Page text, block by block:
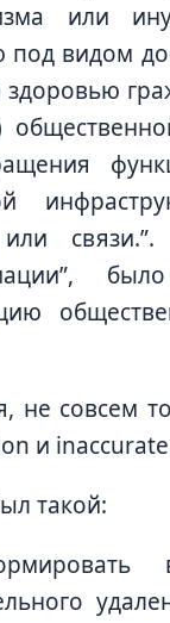
или
видом
не совсем
и
такой: